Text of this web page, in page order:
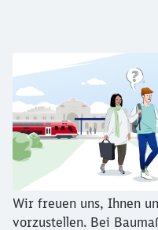
Wir freuen uns, Ihnen
vorzustellen. Bei